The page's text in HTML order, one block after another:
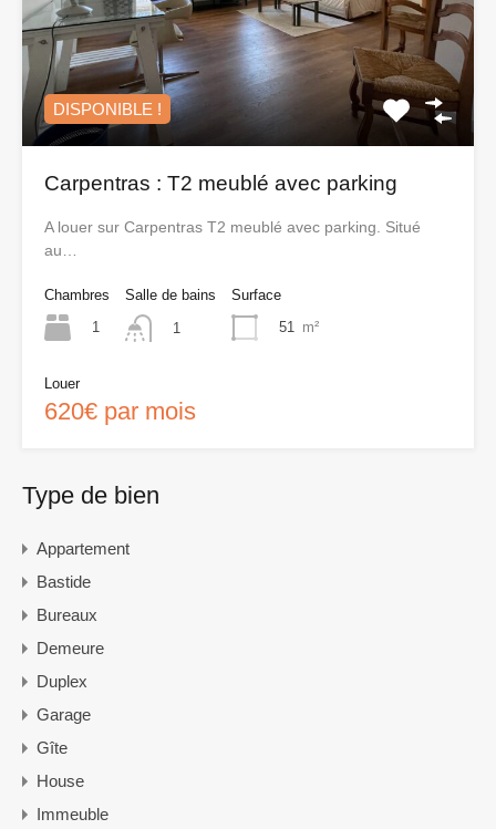
DISPONIBLE !
Carpentras : T2 meublé avec parking
A louer sur Carpentras T2 meublé avec parking. Situé
au…
Chambres
1
Salle de bains
1
Surface
51 m²
Louer
620€ par mois
Type de bien
Appartement
Bastide
Bureaux
Demeure
Duplex
Garage
Gîte
House
Immeuble